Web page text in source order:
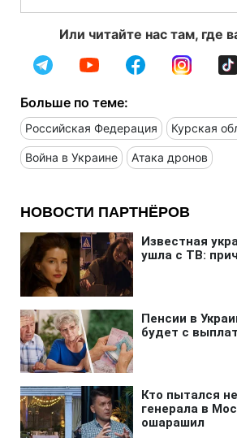
Или читайте нас там, где
Больше по теме:
Российская Федерация Курская
Война в Украине Атака дронов